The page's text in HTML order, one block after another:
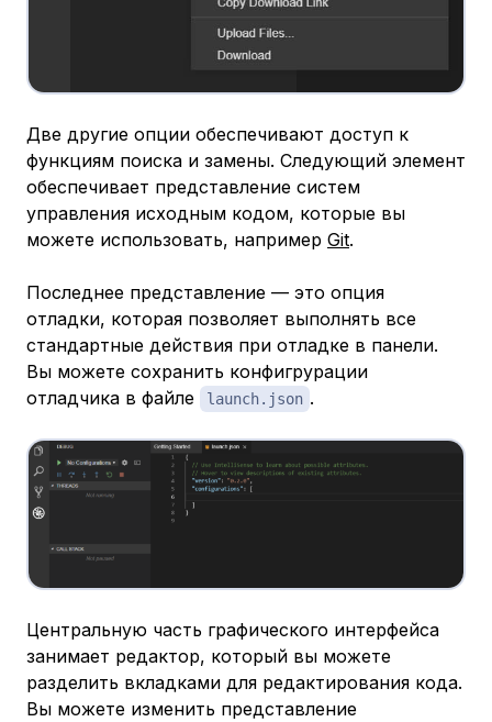
Две другие опции обеспечивают доступ к
функциям поиска и замены. Следующий элемент
обеспечивает представление систем
управления исходным кодом, которые вы
можете использовать, например Git.
Последнее представление — это опция
отладки, которая позволяет выполнять все
стандартные действия при отладке в панели.
Вы можете сохранить конфигрурации
отладчика в файле
launch.json .
Центральную часть графического интерфейса
занимает редактор, который вы можете
разделить вкладками для редактирования кода.
Вы можете изменить представление